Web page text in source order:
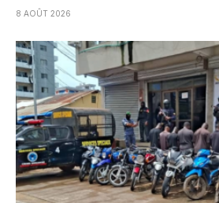
8 AOÛT 2026